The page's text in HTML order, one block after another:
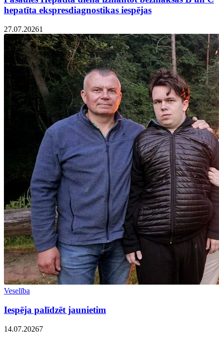
hepatīta ekspresdiagnostikas iespējas
27.07.20261
Veselība
Iespēja palīdzēt jaunietim
14.07.20267